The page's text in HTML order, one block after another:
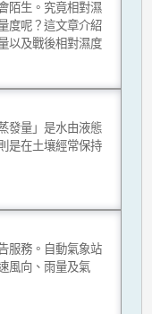
陌生。究竟相對濕
度呢？這文章介紹
以及戰後相對濕度
發量」是水由液態
是在土壤經常保持
服務。自動氣象站
風向、雨量及氣